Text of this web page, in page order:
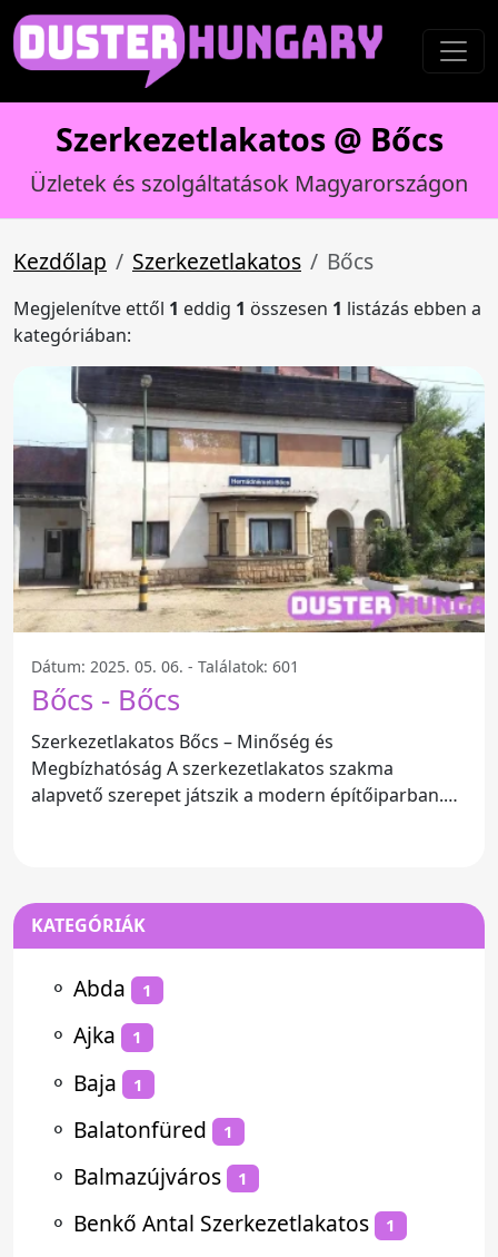
Szerkezetlakatos @ Bőcs
Üzletek és szolgáltatások Magyarországon
Kezdőlap Szerkezetlakatos Bőcs
Megjelenítve ettől 1 eddig 1 összesen 1 listázás ebben a
kategóriában:
Dátum: 2025. 05. 06. - Találatok: 601
Bőcs - Bőcs
Szerkezetlakatos Bőcs – Minőség és
Megbízhatóság A szerkezetlakatos szakma
alapvető szerepet játszik a modern építőiparban.
KATEGÓRIÁK
⚬ Abda 1
⚬ Ajka 1
⚬ Baja 1
⚬ Balatonfüred 1
⚬ Balmazújváros 1
⚬ Benkő Antal Szerkezetlakatos 1